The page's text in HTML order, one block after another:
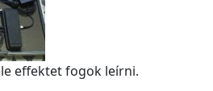
effektet fogok leírni.